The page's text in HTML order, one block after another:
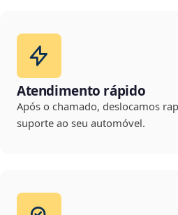
Atendimento rápido
Após o chamado, deslocamos
suporte ao seu automóvel.